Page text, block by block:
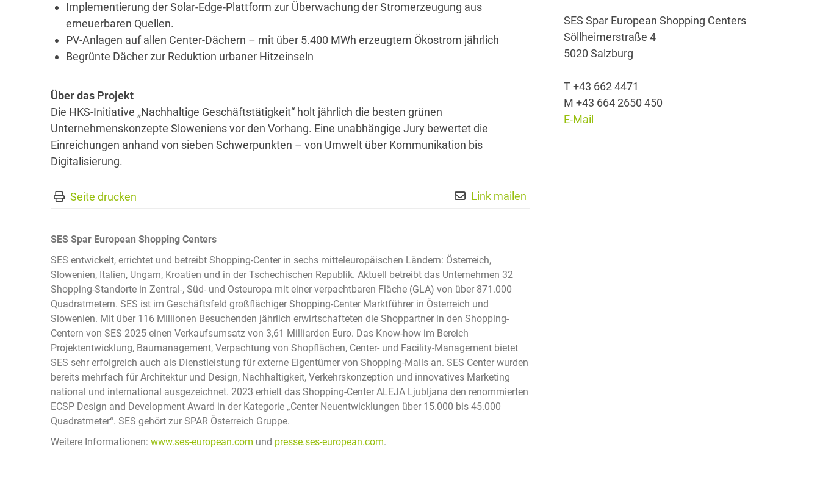
Implementierung der Solar-Edge-Plattform zur Überwachung der Stromerzeugung aus
erneuerbaren Quellen.
PV-Anlagen auf allen Center-Dächern – mit über 5.400 MWh erzeugtem Ökostrom jährlich
Begrünte Dächer zur Reduktion urbaner Hitzeinseln
Über das Projekt
Die HKS-Initiative „Nachhaltige Geschäftstätigkeit“ holt jährlich die besten grünen
Unternehmenskonzepte Sloweniens vor den Vorhang. Eine unabhängige Jury bewertet die
Einreichungen anhand von sieben Schwerpunkten – von Umwelt über Kommunikation bis
Digitalisierung.
Seite drucken Link mailen
SES Spar European Shopping Centers
SES entwickelt, errichtet und betreibt Shopping-Center in sechs mitteleuropäischen Ländern: Österreich,
Slowenien, Italien, Ungarn, Kroatien und in der Tschechischen Republik. Aktuell betreibt das Unternehmen 32
Shopping-Standorte in Zentral-, Süd- und Osteuropa mit einer verpachtbaren Fläche (GLA) von über 871.000
Quadratmetern. SES ist im Geschäftsfeld großflächiger Shopping-Center Marktführer in Österreich und
Slowenien. Mit über 116 Millionen Besuchenden jährlich erwirtschafteten die Shoppartner in den Shopping-
Centern von SES 2025 einen Verkaufsumsatz von 3,61 Milliarden Euro. Das Know-how im Bereich
Projektentwicklung, Baumanagement, Verpachtung von Shopflächen, Center- und Facility-Management bietet
SES sehr erfolgreich auch als Dienstleistung für externe Eigentümer von Shopping-Malls an. SES Center wurden
bereits mehrfach für Architektur und Design, Nachhaltigkeit, Verkehrskonzeption und innovatives Marketing
national und international ausgezeichnet. 2023 erhielt das Shopping-Center ALEJA Ljubljana den renommierten
ECSP Design and Development Award in der Kategorie „Center Neuentwicklungen über 15.000 bis 45.000
Quadratmeter“. SES gehört zur SPAR Österreich Gruppe.
Weitere Informationen: www.ses-european.com und presse.ses-european.com.
SES Spar European Shopping Centers
Söllheimerstraße 4
5020 Salzburg
T +43 662 4471
M +43 664 2650 450
E-Mail